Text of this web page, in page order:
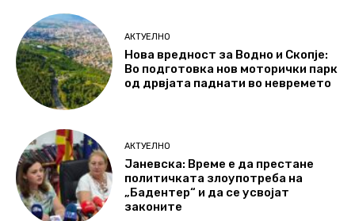
АКТУЕЛНО
Нова вредност за Водно и Скопје:
Во подготовка нов моторички парк
од дрвјата паднати во невремето
АКТУЕЛНО
Јаневска: Време е да престане
политичката злоупотреба на
„Бадентер“ и да се усвојат
законите